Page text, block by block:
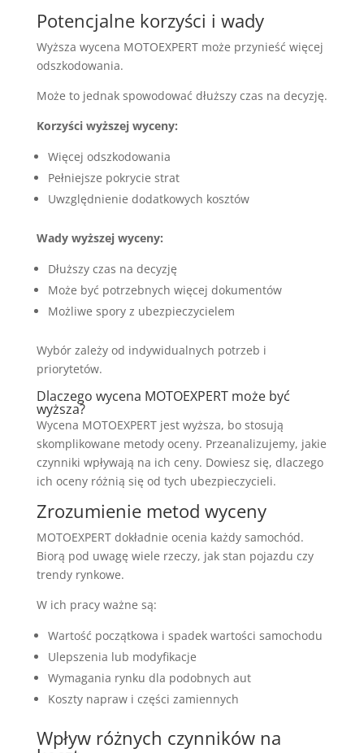
Potencjalne korzyści i wady
Wyższa wycena MOTOEXPERT może przynieść więcej
odszkodowania.
Może to jednak spowodować dłuższy czas na decyzję.
Korzyści wyższej wyceny:
Więcej odszkodowania
Pełniejsze pokrycie strat
Uwzględnienie dodatkowych kosztów
Wady wyższej wyceny:
Dłuższy czas na decyzję
Może być potrzebnych więcej dokumentów
Możliwe spory z ubezpieczycielem
Wybór zależy od indywidualnych potrzeb i
priorytetów.
Dlaczego wycena MOTOEXPERT może być
wyższa?
Wycena MOTOEXPERT jest wyższa, bo stosują
skomplikowane metody oceny. Przeanalizujemy, jakie
czynniki wpływają na ich ceny. Dowiesz się, dlaczego
ich oceny różnią się od tych ubezpieczycieli.
Zrozumienie metod wyceny
MOTOEXPERT dokładnie ocenia każdy samochód.
Biorą pod uwagę wiele rzeczy, jak stan pojazdu czy
trendy rynkowe.
W ich pracy ważne są:
Wartość początkowa i spadek wartości samochodu
Ulepszenia lub modyfikacje
Wymagania rynku dla podobnych aut
Koszty napraw i części zamiennych
Wpływ różnych czynników na